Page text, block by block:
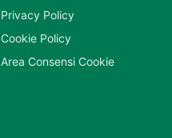
Privacy Policy
Cookie Policy
Area Consensi Cookie